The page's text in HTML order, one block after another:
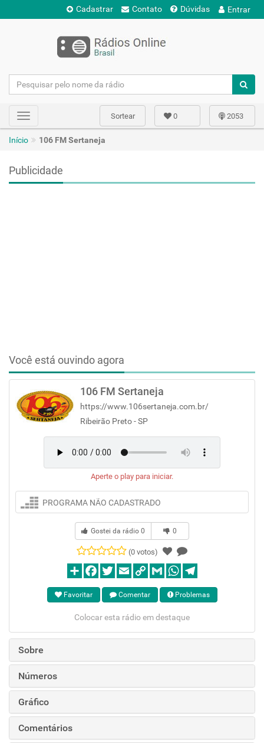
Cadastrar Contato Dúvidas Entrar
Toggle
navigation
2053
0
Sortear
Início 106 FM Sertaneja
Publicidade
Você está ouvindo agora
106 FM Sertaneja
https://www.106sertaneja.com.br/
Ribeirão Preto - SP
Aperte o play para iniciar.
PROGRAMA NÃO CADASTRADO
Gostei da rádio 0 0
(0 votos)
Favoritar Comentar Problemas
Colocar esta rádio em destaque
Sobre
Números
Gráfico
Comentários